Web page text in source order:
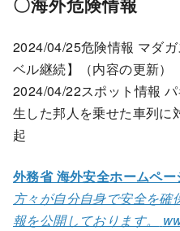
〇海外危険情報
2024/04/25危険情報 マダ
ベル継続】（内容の更新）
2024/04/22スポット情報
生した邦人を乗せた車列に
起
外務省 海外安全ホームペー
方々が自分自身で安全を
報を公開しております。